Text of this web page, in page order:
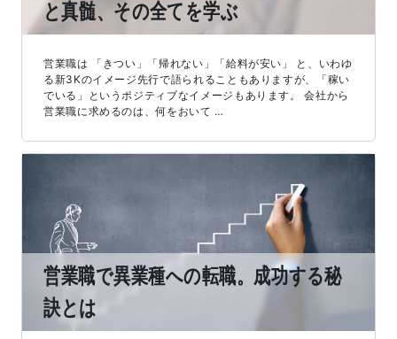
と真髄、その全てを学ぶ
営業職は 「きつい」「帰れない」「給料が安い」 と、いわゆ
る新3Kのイメージ先行で語られることもありますが、「稼い
でいる」というポジティブなイメージもあります。 会社から
営業職に求めるのは、何をおいて …
営業職で異業種への転職。成功する秘
訣とは